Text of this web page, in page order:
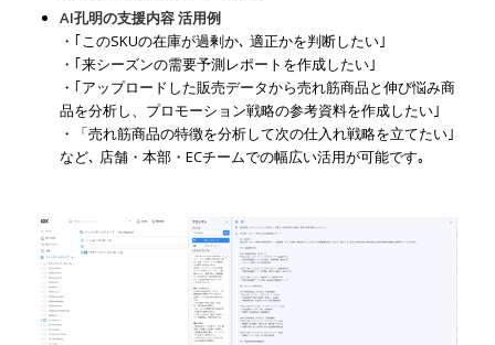
AI孔明の支援内容 活用例
・｢このSKUの在庫が過剰か､ 適正かを判断したい｣
・｢来シーズンの需要予測レポートを作成したい｣
・｢アップロードした販売データから売れ筋商品と伸び悩み商
品を分析し、プロモーション戦略の参考資料を作成したい｣
・「売れ筋商品の特徴を分析して次の仕入れ戦略を立てたい｣
など､ 店舗・本部・ECチームでの幅広い活用が可能です｡